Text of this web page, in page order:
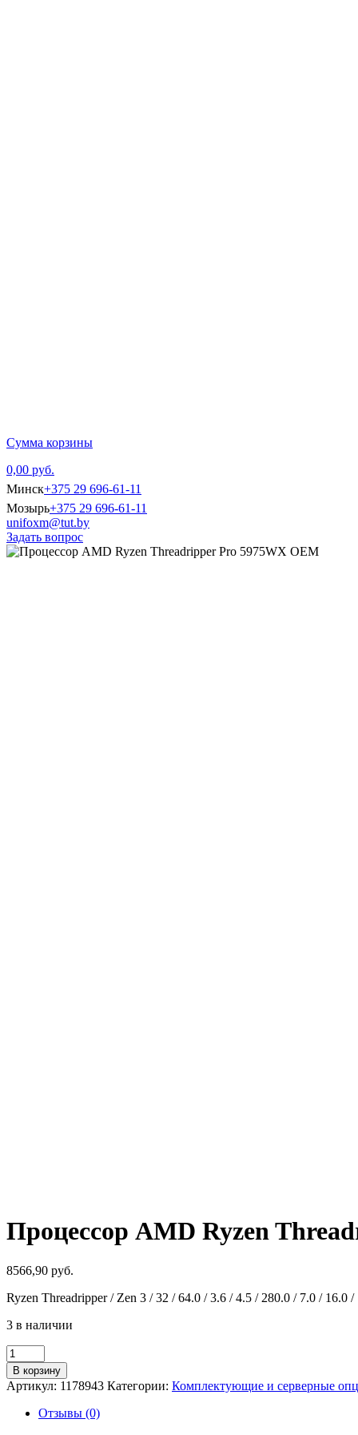
Сумма корзины
0,00 руб.
Минск+375 29 696-61-11
Мозырь+375 29 696-61-11
unifoxm@tut.by
Задать вопрос
Процессор AMD Ryzen
8566,90 руб.
Ryzen Threadripper / Zen 3 / 32 / 64.0 / 3.6 / 4.5 / 280.0 / 7.0 / 16.0
3 в наличии
Количество
товара
Процессор
AMD
Ryzen
Threadripper
В корзину
Артикул: 1178943 Категории: Комплектующие и серверные
Отзывы (0)